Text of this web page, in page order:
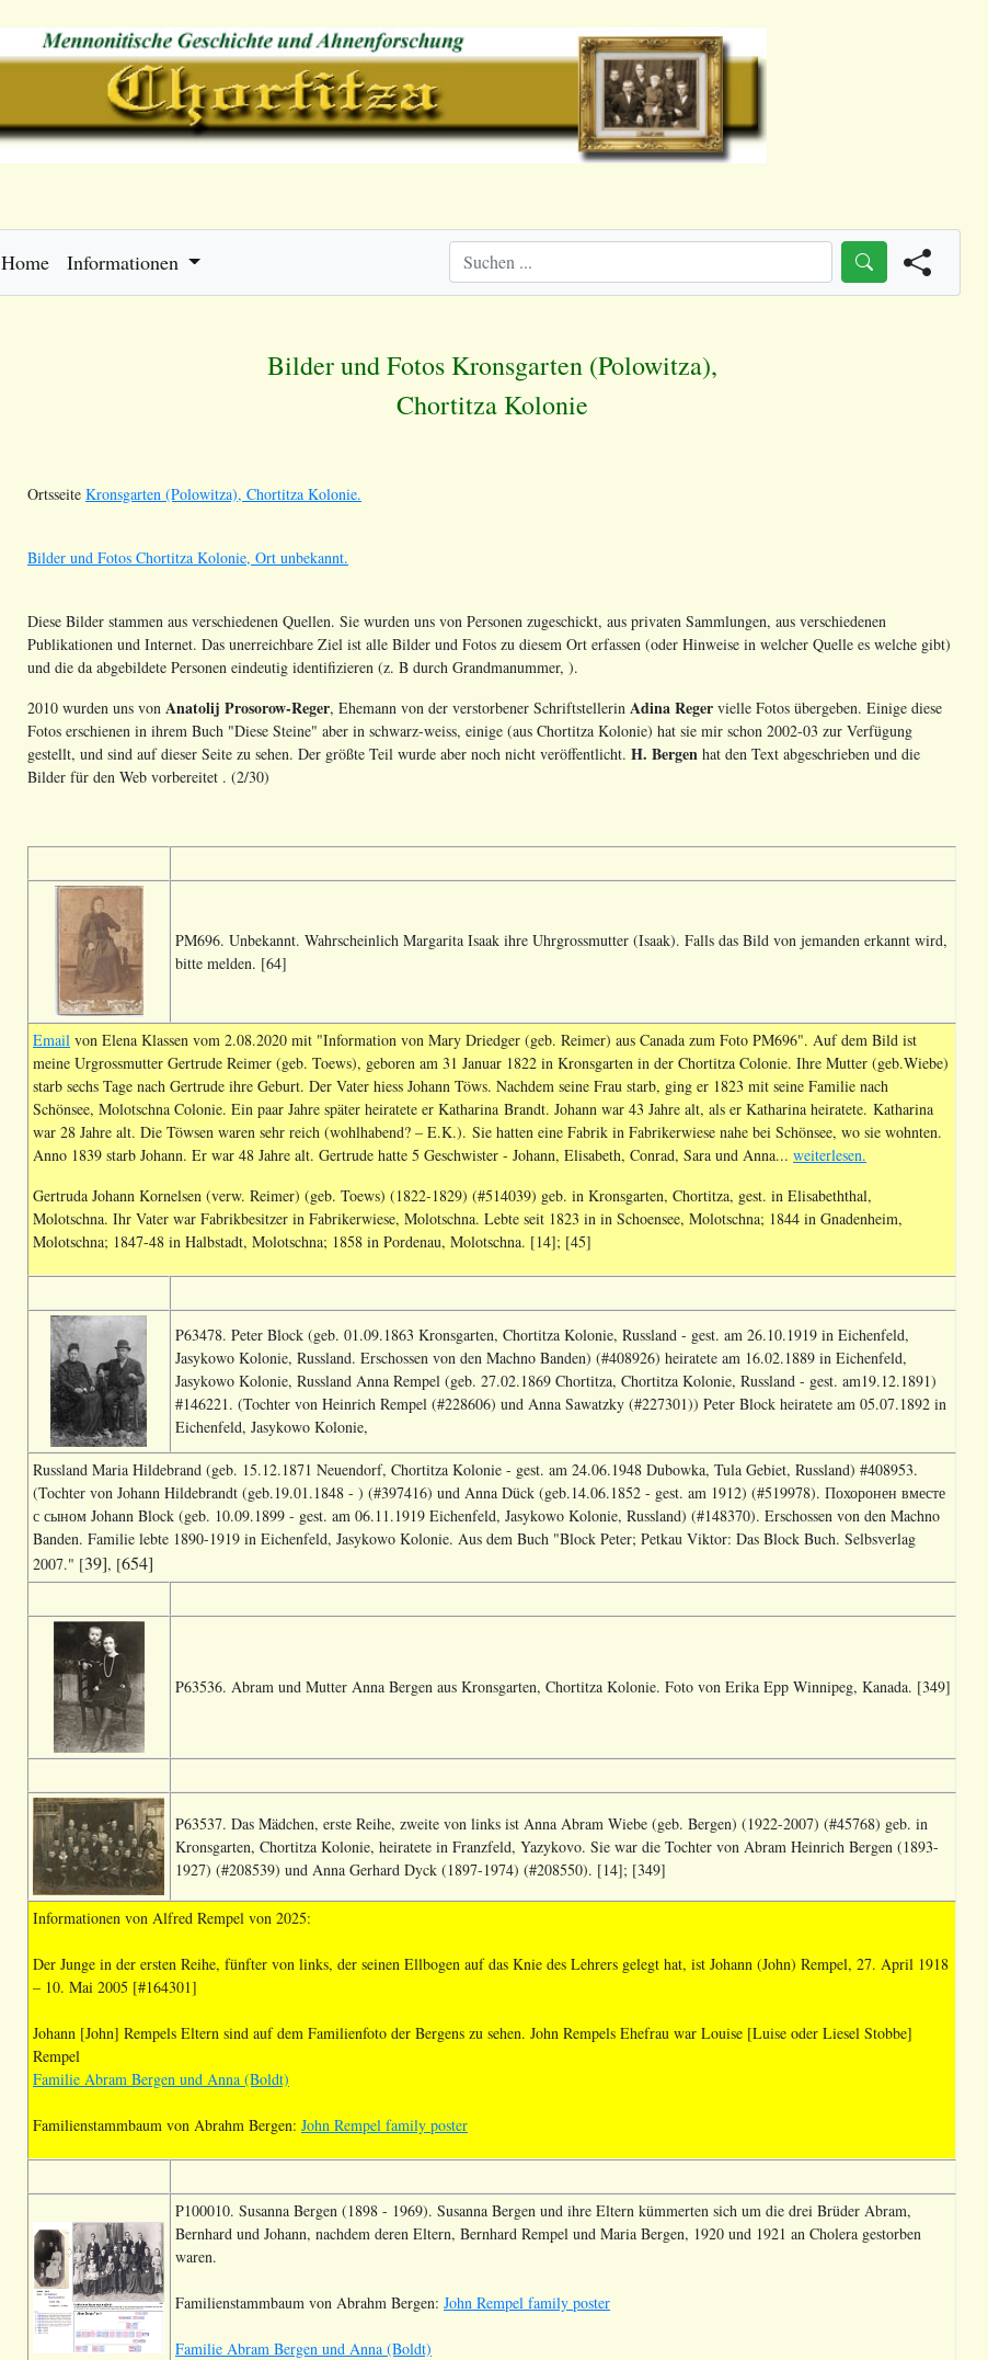
Home Informationen
Bilder und Fotos Kronsgarten (Polowitza),
Chortitza Kolonie
Ortsseite Kronsgarten (Polowitza), Chortitza Kolonie.
Bilder und Fotos Chortitza Kolonie, Ort unbekannt.
Diese Bilder stammen aus verschiedenen Quellen. Sie wurden uns von Personen zugeschickt, aus privaten Sammlungen, aus verschiedenen
Publikationen und Internet. Das unerreichbare Ziel ist alle Bilder und Fotos zu diesem Ort erfassen (oder Hinweise in welcher Quelle es welche gibt)
und die da abgebildete Personen eindeutig identifizieren (z. B durch Grandmanummer, ).
2010 wurden uns von Anatolij Prosorow-Reger, Ehemann von der verstorbener Schriftstellerin Adina Reger vielle Fotos übergeben. Einige diese
Fotos erschienen in ihrem Buch "Diese Steine" aber in schwarz-weiss, einige (aus Chortitza Kolonie) hat sie mir schon 2002-03 zur Verfügung
gestellt, und sind auf dieser Seite zu sehen. Der größte Teil wurde aber noch nicht veröffentlicht. H. Bergen hat den Text abgeschrieben und die
Bilder für den Web vorbereitet . (2/30)
PM696. Unbekannt. Wahrscheinlich Margarita Isaak ihre Uhrgrossmutter (Isaak). Falls das Bild von jemanden erkannt wird,
bitte melden. [64]
Email von Elena Klassen vom 2.08.2020 mit "Information von Mary Driedger (geb. Reimer) aus Canada zum Foto PM696". Auf dem Bild ist
meine Urgrossmutter Gertrude Reimer (geb. Toews), geboren am 31 Januar 1822 in Kronsgarten in der Chortitza Colonie. Ihre Mutter (geb.Wiebe)
starb sechs Tage nach Gertrude ihre Geburt. Der Vater hiess Johann Töws. Nachdem seine Frau starb, ging er 1823 mit seine Familie nach
Schönsee, Molotschna Colonie. Ein paar Jahre später heiratete er Katharina Brandt. Johann war 43 Jahre alt, als er Katharina heiratete. Katharina
war 28 Jahre alt. Die Töwsen waren sehr reich (wohlhabend? – E.K.). Sie hatten eine Fabrik in Fabrikerwiese nahe bei Schönsee, wo sie wohnten.
Anno 1839 starb Johann. Er war 48 Jahre alt. Gertrude hatte 5 Geschwister - Johann, Elisabeth, Conrad, Sara und Anna... weiterlesen.
Gertruda Johann Kornelsen (verw. Reimer) (geb. Toews) (1822-1829) (#514039) geb. in Kronsgarten, Chortitza, gest. in Elisabeththal,
Molotschna. Ihr Vater war Fabrikbesitzer in Fabrikerwiese, Molotschna. Lebte seit 1823 in in Schoensee, Molotschna; 1844 in Gnadenheim,
Molotschna; 1847-48 in Halbstadt, Molotschna; 1858 in Pordenau, Molotschna. [14]; [45]
P63478. Peter Block (geb. 01.09.1863 Kronsgarten, Chortitza Kolonie, Russland - gest. am 26.10.1919 in Eichenfeld,
Jasykowo Kolonie, Russland. Erschossen von den Machno Banden) (#408926) heiratete am 16.02.1889 in Eichenfeld,
Jasykowo Kolonie, Russland Anna Rempel (geb. 27.02.1869 Chortitza, Chortitza Kolonie, Russland - gest. am19.12.1891)
#146221. (Tochter von Heinrich Rempel (#228606) und Anna Sawatzky (#227301)) Peter Block heiratete am 05.07.1892 in
Eichenfeld, Jasykowo Kolonie,
Russland Maria Hildebrand (geb. 15.12.1871 Neuendorf, Chortitza Kolonie - gest. am 24.06.1948 Dubowka, Tula Gebiet, Russland) #408953.
(Tochter von Johann Hildebrandt (geb.19.01.1848 - ) (#397416) und Anna Dück (geb.14.06.1852 - gest. am 1912) (#519978). Похоронен вместе
с сыном Johann Block (geb. 10.09.1899 - gest. am 06.11.1919 Eichenfeld, Jasykowo Kolonie, Russland) (#148370). Erschossen von den Machno
Banden. Familie lebte 1890-1919 in Eichenfeld, Jasykowo Kolonie. Aus dem Buch "Block Peter; Petkau Viktor: Das Block Buch. Selbsverlag
2007." [39], [654]
P63536. Abram und Mutter Anna Bergen aus Kronsgarten, Chortitza Kolonie. Foto von Erika Epp Winnipeg, Kanada. [349]
P63537. Das Mädchen, erste Reihe, zweite von links ist Anna Abram Wiebe (geb. Bergen) (1922-2007) (#45768) geb. in
Kronsgarten, Chortitza Kolonie, heiratete in Franzfeld, Yazykovo. Sie war die Tochter von Abram Heinrich Bergen (1893-
1927) (#208539) und Anna Gerhard Dyck (1897-1974) (#208550). [14]; [349]
Informationen von Alfred Rempel von 2025:
Der Junge in der ersten Reihe, fünfter von links, der seinen Ellbogen auf das Knie des Lehrers gelegt hat, ist Johann (John) Rempel, 27. April 1918
– 10. Mai 2005 [#164301]
Johann [John] Rempels Eltern sind auf dem Familienfoto der Bergens zu sehen. John Rempels Ehefrau war Louise [Luise oder Liesel Stobbe]
Rempel
Familie Abram Bergen und Anna (Boldt)
Familienstammbaum von Abrahm Bergen: John Rempel family poster
P100010. Susanna Bergen (1898 - 1969). Susanna Bergen und ihre Eltern kümmerten sich um die drei Brüder Abram,
Bernhard und Johann, nachdem deren Eltern, Bernhard Rempel und Maria Bergen, 1920 und 1921 an Cholera gestorben
waren.
Familienstammbaum von Abrahm Bergen: John Rempel family poster
Familie Abram Bergen und Anna (Boldt)